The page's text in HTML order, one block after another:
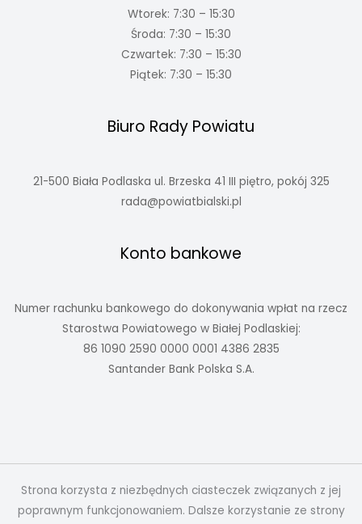
Wtorek: 7:30 – 15:30
Środa: 7:30 – 15:30
Czwartek: 7:30 – 15:30
Piątek: 7:30 – 15:30
Biuro Rady Powiatu
21-500 Biała Podlaska ul. Brzeska 41 III piętro, pokój 325
rada@powiatbialski.pl
Konto bankowe
Numer rachunku bankowego do dokonywania wpłat na rzecz
Starostwa Powiatowego w Białej Podlaskiej:
86 1090 2590 0000 0001 4386 2835
Santander Bank Polska S.A.
Strona korzysta z niezbędnych ciasteczek związanych z jej
poprawnym funkcjonowaniem. Dalsze korzystanie ze strony